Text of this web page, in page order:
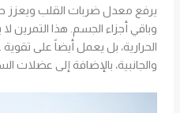
يرفع معدل ضربات القلب
وباقي أجزاء الجسم. هذا
الحرارية، بل يعمل أيضاً على
والجانبية، بالإضافة إلى عضلات